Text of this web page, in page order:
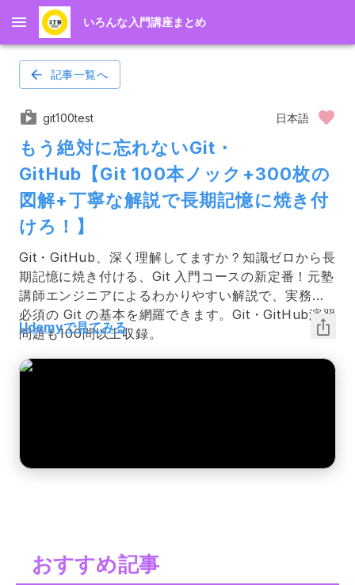
いろんな入門講座まとめ
記事一覧へ
git100test 日本語
もう絶対に忘れないGit・
GitHub【Git 100本ノック+300枚の
図解+丁寧な解説で長期記憶に焼き付
けろ！】
Git・GitHub、深く理解してますか？知識ゼロから長
期記憶に焼き付ける、Git 入門コースの新定番！元塾
講師エンジニアによるわかりやすい解説で、実務に
必須の Git の基本を網羅できます。Git・GitHub演習
問題も100問以上収録。
Udemyで見てみる
おすすめ記事